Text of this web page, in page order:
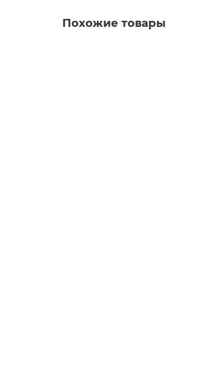
Похожие товары